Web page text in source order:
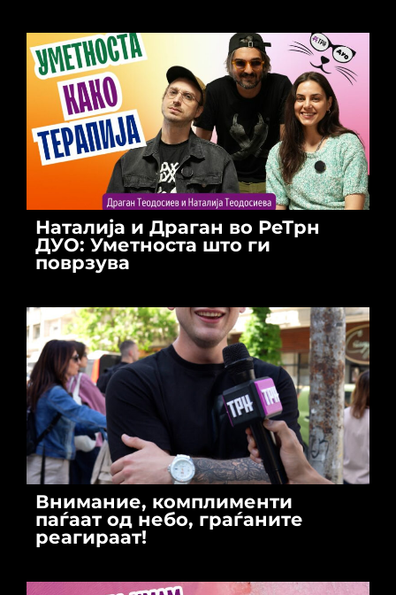
Наталија и Драган во РеТрн
ДУО: Уметноста што ги
поврзува
Внимание, комплименти
паѓаат од небо, граѓаните
реагираат!